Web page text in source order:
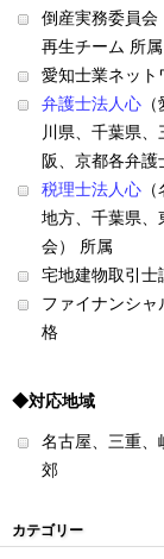
倒産実務委員会
再生チーム 所属
愛知士業ネット
弁護士法人心
川県、千葉県
阪、京都各弁護
税理士法人心
地方、千葉県、
会） 所属
宅地建物取引士
ファイナンシャ
格
◆対応地域
名古屋、三重、
郊
カテゴリー